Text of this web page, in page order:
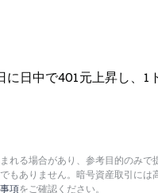
日中で401元上昇し、1
れる場合があり、参考目的のみ
もありません。暗号資産取引に
項をご確認ください。